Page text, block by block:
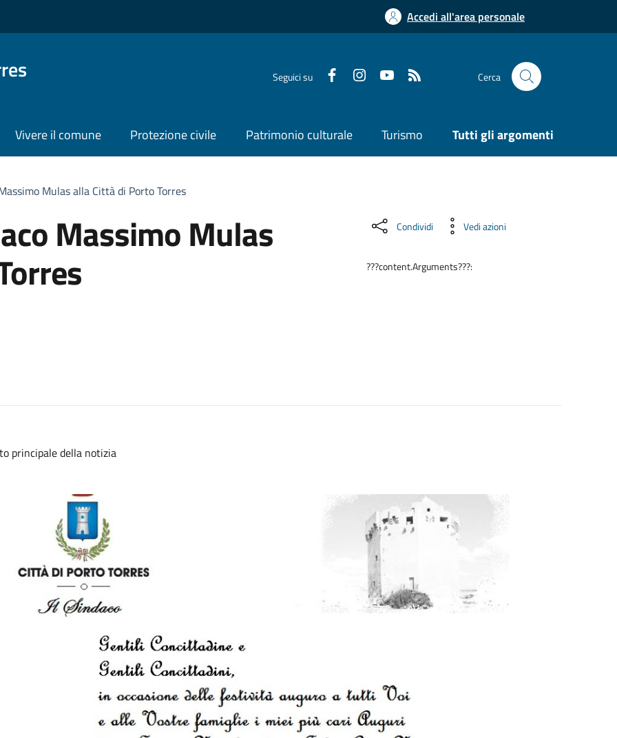
Accedi all'area personale
Seguici su Cerca
Vivere il comune Protezione civile Patrimonio culturale Turismo Tutti gli argomenti
Mulas alla Città di Porto Torres
Massimo Mulas Condividi Vedi azioni
???content.Arguments???:
principale della notizia